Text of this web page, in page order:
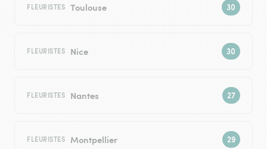
FLEURISTES Toulouse
FLEURISTES Nice
FLEURISTES Nantes
FLEURISTES Montpellier